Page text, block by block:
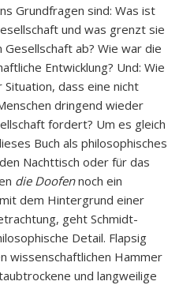
Grundfragen sind: Was ist
und was grenzt sie
ab? Wie war die
Entwicklung? Und: Wie
dass eine nicht
dringend wieder
fordert? Um es gleich
Buch als philosophisches
Nachttisch oder für das
die Doofennoch ein
dem Hintergrund einer
geht Schmidt-
Detail. Flapsig
wissenschaftlichen Hammer
und langweilige